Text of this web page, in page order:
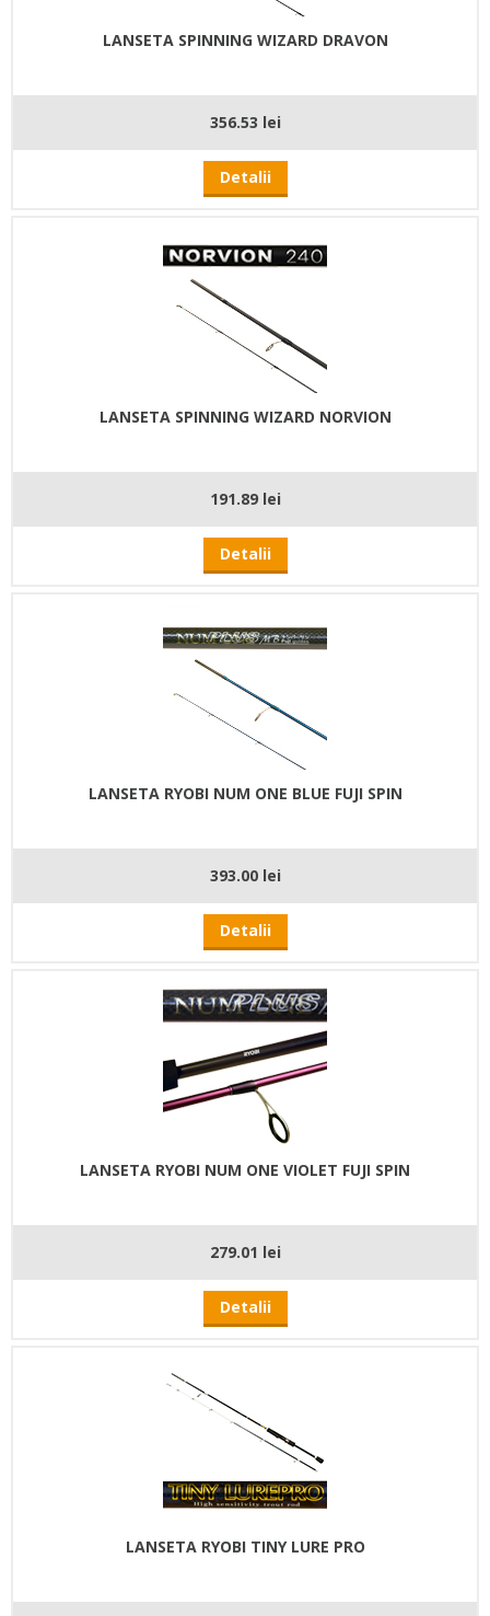
LANSETA SPINNING WIZARD DRAVON
356.53 lei
Detalii
LANSETA SPINNING WIZARD NORVION
191.89 lei
Detalii
LANSETA RYOBI NUM ONE BLUE FUJI SPIN
393.00 lei
Detalii
LANSETA RYOBI NUM ONE VIOLET FUJI SPIN
279.01 lei
Detalii
LANSETA RYOBI TINY LURE PRO